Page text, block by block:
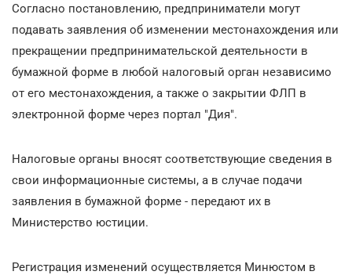
Согласно постановлению, предприниматели могут
подавать заявления об изменении местонахождения или
прекращении предпринимательской деятельности в
бумажной форме в любой налоговый орган независимо
от его местонахождения, а также о закрытии ФЛП в
электронной форме через портал "Дия".
Налоговые органы вносят соответствующие сведения в
свои информационные системы, а в случае подачи
заявления в бумажной форме - передают их в
Министерство юстиции.
Регистрация изменений осуществляется Минюстом в